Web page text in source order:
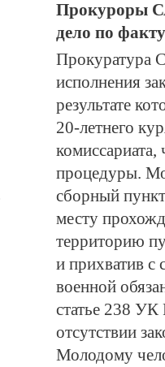
Прокуроры
дело по
Прокуратура
исполнения
результате
20-летнего
процедуры.
сборный
месту
территорию
и прихватив с
военной
статье 238
отсутствии
Молодому